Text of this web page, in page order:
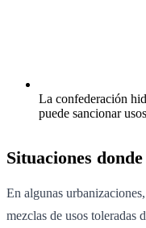
La confederación
puede sancionar
Situaciones
En algunas
mezclas de usos toleradas